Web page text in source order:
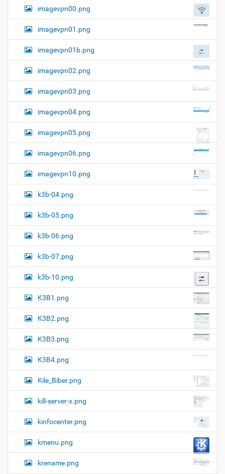
imagevpn00.png
imagevpn01.png
imagevpn01b.png
imagevpn02.png
imagevpn03.png
imagevpn04.png
imagevpn05.png
imagevpn06.png
imagevpn10.png
k3b-04.png
k3b-05.png
k3b-06.png
k3b-07.png
k3b-10.png
K3B1.png
K3B2.png
K3B3.png
K3B4.png
Kile_Biber.png
kill-server-x.png
kinfocenter.png
kmenu.png
krename.png